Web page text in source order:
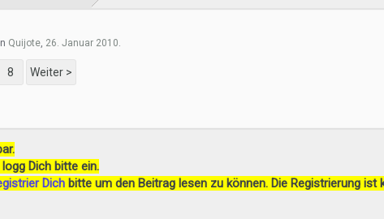
Quijote, 26. Januar 2010.
8 Weiter >
Dich bitte ein.
Dich bitte um den Beitrag lesen zu können. Die Registrierung